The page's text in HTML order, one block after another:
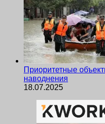
Приоритетные
наводнения
18.07.2025